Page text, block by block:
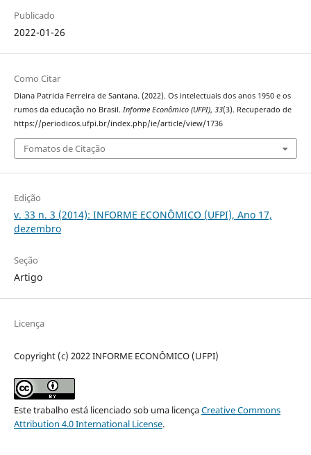
Publicado
2022-01-26
Como Citar
Diana Patricia Ferreira de Santana. (2022). Os intelectuais dos anos 1950 e os
rumos da educação no Brasil. Informe Econômico (UFPI), 33(3). Recuperado de
https://periodicos.ufpi.br/index.php/ie/article/view/1736
Fomatos de Citação
Edição
v. 33 n. 3 (2014): INFORME ECONÔMICO (UFPI), Ano 17,
dezembro
Seção
Artigo
Licença
Copyright (c) 2022 INFORME ECONÔMICO (UFPI)
Este trabalho está licenciado sob uma licençaCreative Commons
Attribution 4.0 International License.